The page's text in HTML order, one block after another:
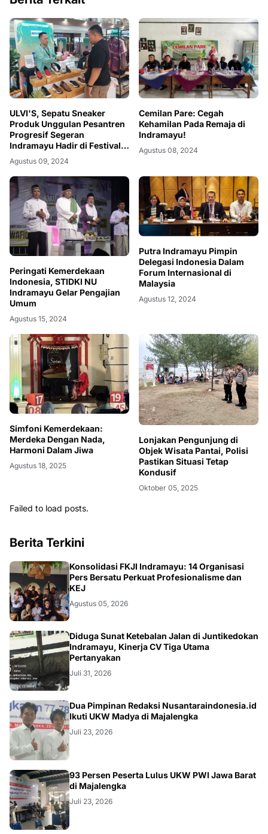
ULVI'S, Sepatu Sneaker
Produk Unggulan Pesantren
Progresif Segeran
Indramayu Hadir di Festival
Digisef Cihamplas Walk Mall
Bandung
Agustus 09, 2024
Cemilan Pare: Cegah
Kehamilan Pada Remaja di
Indramayu!
Agustus 08, 2024
Peringati Kemerdekaan
Indonesia, STIDKI NU
Indramayu Gelar Pengajian
Umum
Agustus 15, 2024
Putra Indramayu Pimpin
Delegasi Indonesia Dalam
Forum Internasional di
Malaysia
Agustus 12, 2024
Simfoni Kemerdekaan:
Merdeka Dengan Nada,
Harmoni Dalam Jiwa
Agustus 18, 2025
Lonjakan Pengunjung di
Objek Wisata Pantai, Polisi
Pastikan Situasi Tetap
Kondusif
Oktober 05, 2025
Failed to load posts.
Berita Terkini
Konsolidasi FKJI Indramayu: 14 Organisasi
Pers Bersatu Perkuat Profesionalisme dan
KEJ
Agustus 05, 2026
KRIMINAL
Diduga Sunat Ketebalan Jalan di Juntikedokan
Indramayu, Kinerja CV Tiga Utama
Pertanyakan
Juli 31, 2026
Dua Pimpinan Redaksi Nusantaraindonesia.id
Ikuti UKW Madya di Majalengka
Juli 23, 2026
93 Persen Peserta Lulus UKW PWI Jawa Barat
di Majalengka
Juli 23, 2026